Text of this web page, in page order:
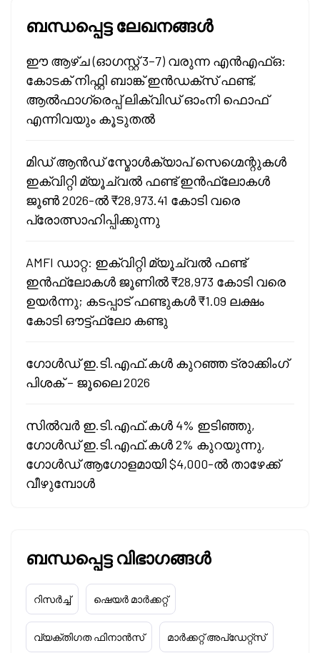
ബന്ധപ്പെട്ട ലേഖനങ്ങൾ
ഈ ആഴ്ച (ഓഗസ്റ്റ് 3–7) വരുന്ന എൻഎഫ്ഒ:
കോടക് നിഫ്റ്റി ബാങ്ക് ഇൻഡക്സ് ഫണ്ട്,
ആൽഫാഗ്രെപ്പ് ലിക്വിഡ് ഓംനി ഫൊഫ്‌
എന്നിവയും കൂടുതൽ
മിഡ് ആൻഡ് സ്മോൾക്യാപ് സെഗ്മെന്റുകൾ
ഇക്വിറ്റി മ്യൂച്വൽ ഫണ്ട് ഇൻഫ്ലോകൾ
ജൂൺ 2026-ൽ ₹28,973.41 കോടി വരെ
പ്രോത്സാഹിപ്പിക്കുന്നു
AMFI ഡാറ്റ: ഇക്വിറ്റി മ്യൂച്വൽ ഫണ്ട്
ഇൻഫ്ലോകൾ ജൂണിൽ ₹28,973 കോടി വരെ
ഉയർന്നു; കടപ്പാട് ഫണ്ടുകൾ ₹1.09 ലക്ഷം
കോടി ഔട്ട്‌ഫ്ലോ കണ്ടു
ഗോൾഡ് ഇ.ടി.എഫ്.കൾ കുറഞ്ഞ ട്രാക്കിംഗ്
പിശക് – ജൂലൈ 2026
സിൽവർ ഇ.ടി.എഫ്.കൾ 4% ഇടിഞ്ഞു,
ഗോൾഡ് ഇ.ടി.എഫ്.കൾ 2% കുറയുന്നു,
ഗോൾഡ് ആഗോളമായി $4,000-ൽ താഴേക്ക്
വീഴുമ്പോൾ
ബന്ധപ്പെട്ട വിഭാഗങ്ങൾ
റിസർച്ച് ഷെയർ മാർക്കറ്റ്
വ്യക്തിഗത ഫിനാൻസ് മാർക്കറ്റ് അപ്‌ഡേറ്റ്സ്